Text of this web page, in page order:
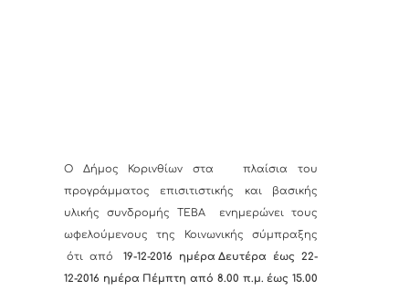
Ο Δήμος Κορινθίων στα
πλαίσια του
προγράμματος επισιτιστικής και βασικής
υλικής συνδρομής ΤΕΒΑ
ενημερώνει τους
ωφελούμενους της Κοινωνικής σύμπραξης
ότι από
19-12-2016 ημέρα Δευτέρα έως
22-
12-2016 ημέρα Πέμπτη από 8.00 π.μ. έως 15.00